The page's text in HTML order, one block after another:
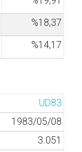
%18,37
%14,17
UD83
1983/05/08
3.051